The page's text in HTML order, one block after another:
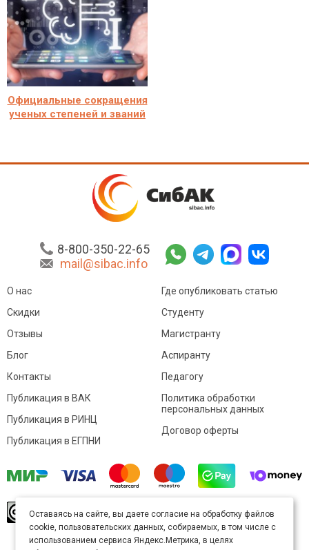
Официальные сокращения
ученых степеней и званий
8-800-350-22-65
mail@sibac.info
О нас
Скидки
Отзывы
Блог
Контакты
Где опубликовать статью
Студенту
Магистранту
Аспиранту
Педагогу
Публикация в ВАК
Публикация в РИНЦ
Публикация в ЕГПНИ
Политика обработки
персональных данных
Договор оферты
произведение доступно полицензии Creative
Commons «Attribution» («Атрибуция») 4.0
Непортированная.
Оставаясь на сайте, вы даете согласие на обработку файлов
cookie, пользовательских данных, собираемых, в том числе с
использованием сервиса Яндекс.Метрика, в целях